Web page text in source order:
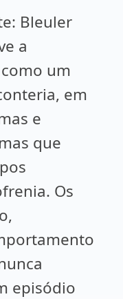
Bleuler
a
um
em
e
que
Os
episódio